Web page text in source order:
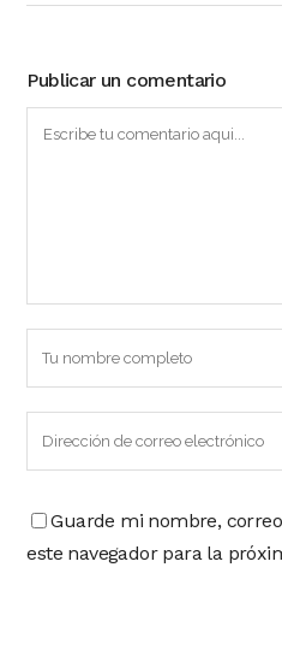
Publicar un comentario
Guarde mi nombre,
este navegador para la